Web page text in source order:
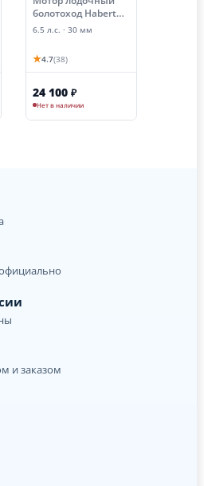
болотоход Habert
(двигатель Loncin
6.5 л.с. · 30 мм
★4.7(38)
24 100 ₽
Нет в наличии
и заказом